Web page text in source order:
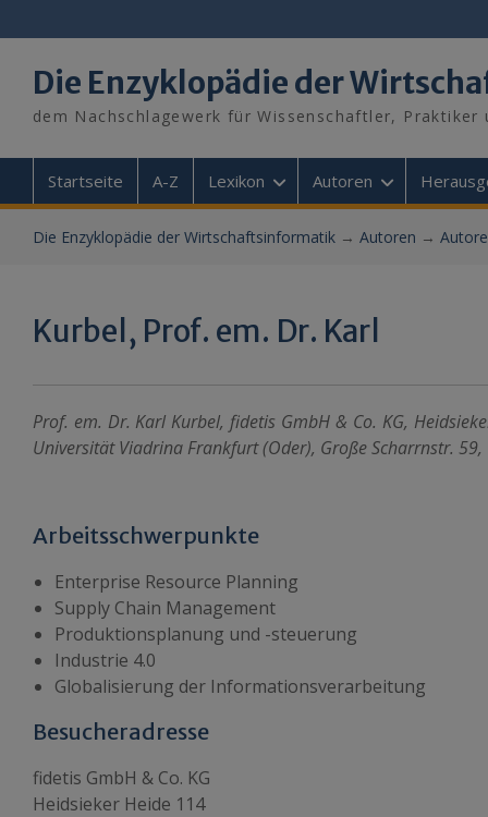
to
Die Enzyklopädie der
dem Nachschlagewerk für Wissenschaftler, Praktiker
Startseite A-Z Lexikon Autoren
Die Enzyklopädie der Wirtschaftsinformatik→ Autoren →
Kurbel, Prof. em. Dr. Karl
Prof. em. Dr. Karl Kurbel, fidetis GmbH & Co. KG,
Universität Viadrina Frankfurt (Oder), Große Scharrnstr.
Arbeitsschwerpunkte
Enterprise Resource Planning
Supply Chain Management
Produktionsplanung und -steuerung
Industrie 4.0
Globalisierung der Informationsverarbeitung
Besucheradresse
fidetis GmbH & Co. KG
Heidsieker Heide 114